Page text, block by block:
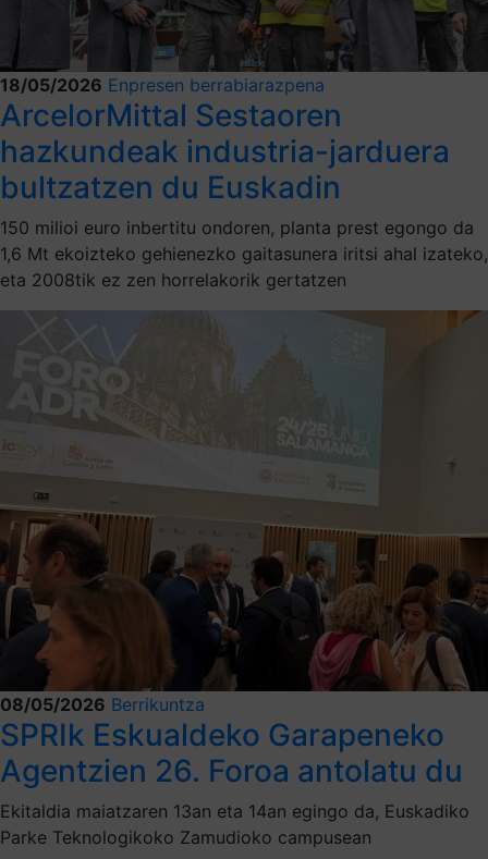
18/05/2026 Enpresen berrabiarazpena
ArcelorMittal Sestaoren
hazkundeak industria-jarduera
bultzatzen du Euskadin
150 milioi euro inbertitu ondoren, planta prest egongo da
1,6 Mt ekoizteko gehienezko gaitasunera iritsi ahal izateko,
eta 2008tik ez zen horrelakorik gertatzen
08/05/2026 Berrikuntza
SPRIk Eskualdeko Garapeneko
Agentzien 26. Foroa antolatu du
Ekitaldia maiatzaren 13an eta 14an egingo da, Euskadiko
Parke Teknologikoko Zamudioko campusean